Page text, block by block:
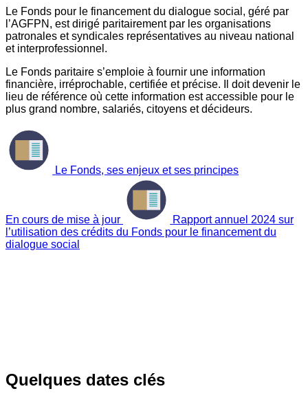
Le Fonds pour le financement du dialogue social, géré par
l’AGFPN, est dirigé paritairement par les organisations
patronales et syndicales représentatives au niveau national
et interprofessionnel.
Le Fonds paritaire s’emploie à fournir une information
financière, irréprochable, certifiée et précise. Il doit devenir le
lieu de référence où cette information est accessible pour le
plus grand nombre, salariés, citoyens et décideurs.
Le Fonds, ses enjeux et ses principes
En cours de mise à jour
Rapport annuel 2024 sur
l’utilisation des crédits du Fonds pour le financement du
dialogue social
Quelques dates clés